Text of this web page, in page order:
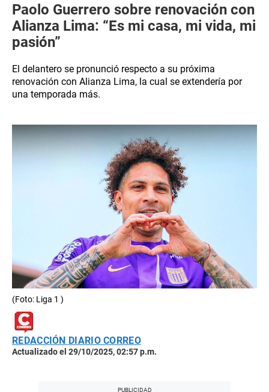
Paolo Guerrero sobre renovación con
Alianza Lima: “Es mi casa, mi vida, mi
pasión”
El delantero se pronunció respecto a su próxima
renovación con Alianza Lima, la cual se extendería por
una temporada más.
(Foto: Liga 1 )
REDACCIÓN DIARIO CORREO
Actualizado el 29/10/2025, 02:57 p.m.